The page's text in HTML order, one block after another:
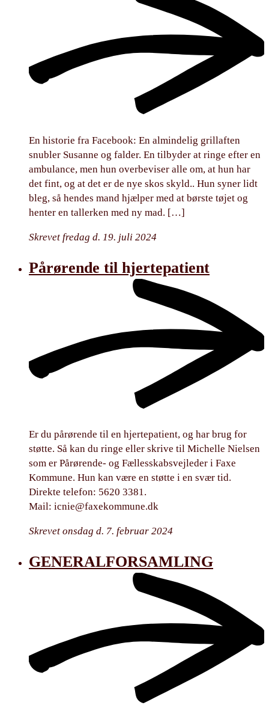
En historie fra Facebook: En almindelig grillaften
snubler Susanne og falder. En tilbyder at ringe efter en
ambulance, men hun overbeviser alle om, at hun har
det fint, og at det er de nye skos skyld.. Hun syner lidt
bleg, så hendes mand hjælper med at børste tøjet og
henter en tallerken med ny mad. […]
Skrevet fredag d. 19. juli 2024
Pårørende til hjertepatient
Er du pårørende til en hjertepatient, og har brug for
støtte. Så kan du ringe eller skrive til Michelle Nielsen
som er Pårørende- og Fællesskabsvejleder i Faxe
Kommune. Hun kan være en støtte i en svær tid.
Direkte telefon: 5620 3381.
Mail: icnie@faxekommune.dk
Skrevet onsdag d. 7. februar 2024
GENERALFORSAMLING